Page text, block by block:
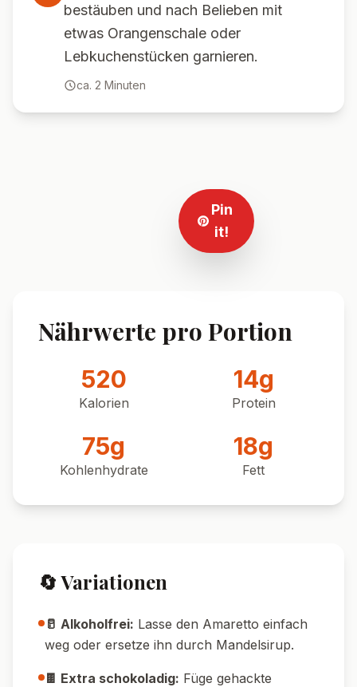
bestäuben und nach Belieben mit
etwas Orangenschale oder
Lebkuchenstücken garnieren.
ca. 2 Minuten